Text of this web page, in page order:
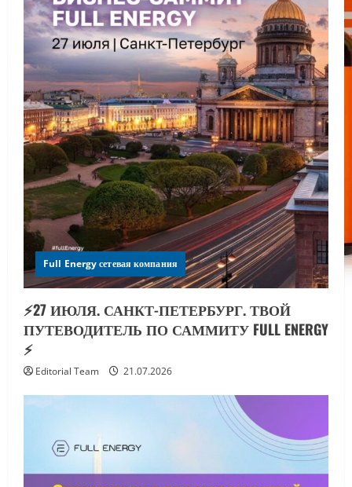
Full Energy сетевая компания
⚡️27 ИЮЛЯ. САНКТ-ПЕТЕРБУРГ. ТВОЙ
ПУТЕВОДИТЕЛЬ ПО САММИТУ FULL ENERGY
⚡️
Editorial Team 21.07.2026